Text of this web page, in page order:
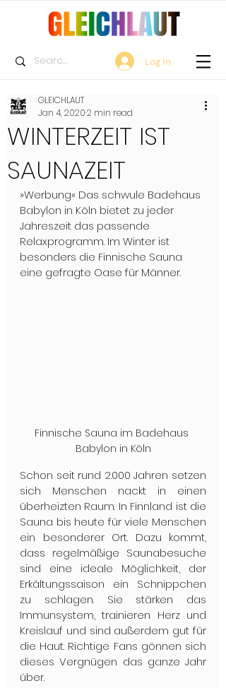
Log In
WINTERZEIT IST
SAUNAZEIT
GLEICHLAUT
Jan 4, 20202 min read
»Werbung« Das schwule Badehaus
Babylon in Köln bietet zu jeder
Jahreszeit das passende
Relaxprogramm. Im Winter ist
besonders die Finnische Sauna
eine gefragte Oase für Männer.
Finnische Sauna im Badehaus
Babylon in Köln
Schon seit rund 2.000 Jahren setzen
sich Menschen nackt in einen
überheizten Raum. In Finnland ist die
Sauna bis heute für viele Menschen
ein besonderer Ort. Dazu kommt,
dass regelmäßige Saunabesuche
sind eine ideale Möglichkeit, der
Erkältungssaison ein Schnippchen
zu schlagen. Sie stärken das
Immunsystem, trainieren Herz und
Kreislauf und sind außerdem gut für
die Haut. Richtige Fans gönnen sich
dieses Vergnügen das ganze Jahr
über.